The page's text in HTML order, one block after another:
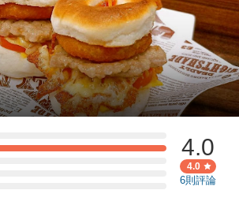
4.0
4.0
6則評論